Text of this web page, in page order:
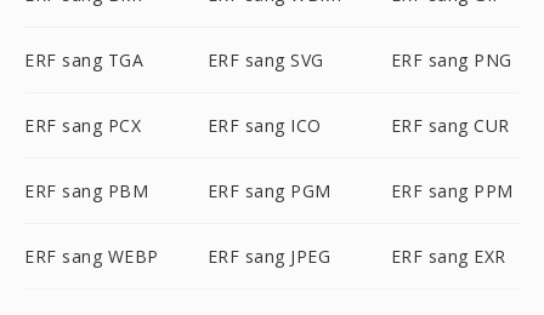
ERF sang TGA ERF sang SVG ERF sang PNG
ERF sang PCX ERF sang ICO ERF sang CUR
ERF sang PBM ERF sang PGM ERF sang PPM
ERF sang WEBP ERF sang JPEG ERF sang EXR